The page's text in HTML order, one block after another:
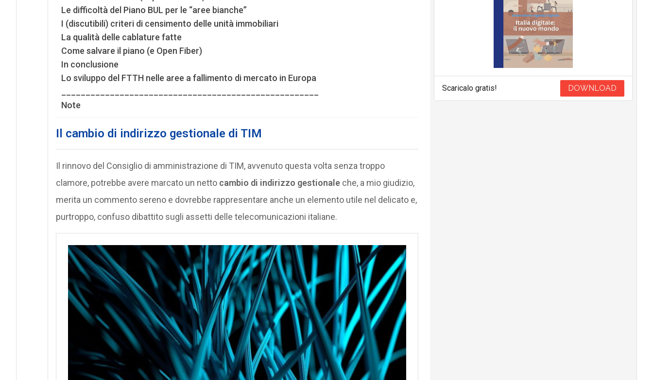
Le difficoltà del Piano BUL per le “aree bianche”
I (discutibili) criteri di censimento delle unità immobiliari
La qualità delle cablature fatte
Come salvare il piano (e Open Fiber)
In conclusione
Lo sviluppo del FTTH nelle aree a fallimento di mercato in Europa
Note
Il cambio di indirizzo gestionale di TIM
Il rinnovo del Consiglio di amministrazione di TIM, avvenuto questa volta senza troppo
clamore, potrebbe avere marcato un netto cambio di indirizzo gestionaleche, a mio giudizio,
merita un commento sereno e dovrebbe rappresentare anche un elemento utile nel delicato e,
purtroppo, confuso dibattito sugli assetti delle telecomunicazioni italiane.
Scaricalo gratis! DOWNLOAD